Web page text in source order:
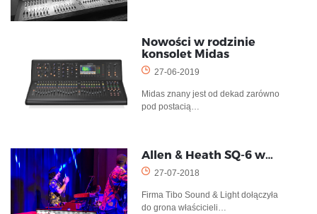
Nowości w rodzinie
konsolet Midas
27-06-2019
Midas znany jest od dekad zarówno
pod postacią…
Allen & Heath SQ-6 w…
27-07-2018
Firma Tibo Sound & Light dołączyła
do grona właścicieli…